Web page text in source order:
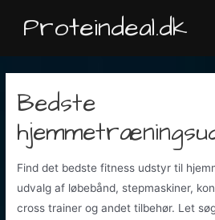
Proteindeal.dk
Bedste
Find det bedste fitness udstyr til
udvalg af løbebånd, stepmaskiner,
cross trainer og andet tilbehør. Let